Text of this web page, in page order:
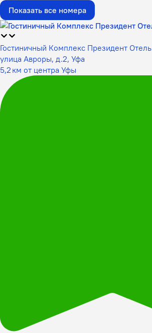
Показать все номера
Гостиничный Комплекс Президент Отель
улица Авроры, д.2, Уфа
5,2 км от центра Уфы